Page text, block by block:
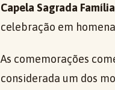
Capela Sagrada Família
celebração em
As comemorações
considerada um dos